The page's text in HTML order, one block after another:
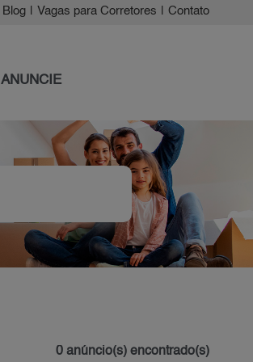
Blog Vagas para Corretores Contato
ANUNCIE
0 anúncio(s) encontrado(s)